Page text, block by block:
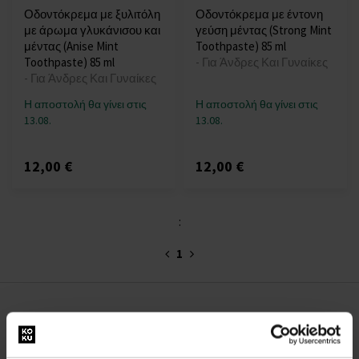
Οδοντόκρεμα με ξυλιτόλη
με άρωμα γλυκάνισου και
μέντας (Anise Mint
Toothpaste) 85 ml
- Για Άνδρες Και Γυναίκες
Η αποστολή θα γίνει στις
13.08.
12,00 €
Οδοντόκρεμα με έντονη
γεύση μέντας (Strong Mint
Toothpaste) 85 ml
- Για Άνδρες Και Γυναίκες
Η αποστολή θα γίνει στις
13.08.
12,00 €
:
1
Σχετικά με εμάς